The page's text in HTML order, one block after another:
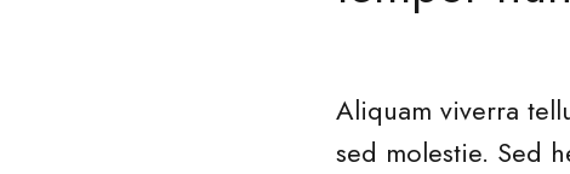
Aliquam viverra
sed molestie. Sed